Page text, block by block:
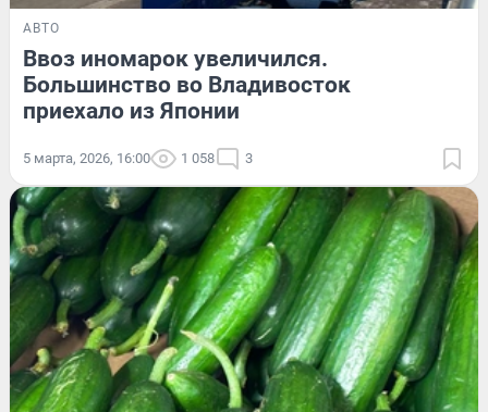
АВТО
Ввоз иномарок увеличился.
Большинство во Владивосток
приехало из Японии
5 марта, 2026, 16:00 1 058 3